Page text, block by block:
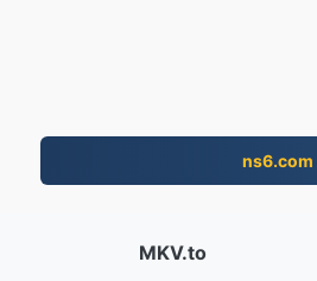
ns6.com
MKV.to